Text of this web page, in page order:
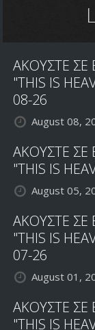
BLACK
ΑΚΟΥΣΤΕ
"THIS IS
08-26
August 08,
ΑΚΟΥΣΤΕ
"THIS IS
August 05,
ΑΚΟΥΣΤΕ
"THIS IS
07-26
August 01,
ΑΚΟΥΣΤΕ
"THIS IS